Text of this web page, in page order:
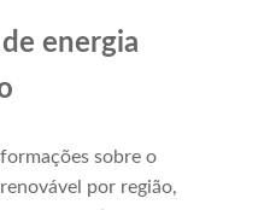
energia
sobre o
por região,